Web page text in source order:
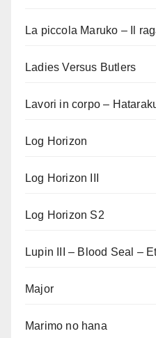
La piccola Maruko – Il
Ladies Versus Butlers
Lavori in corpo –
Log Horizon
Log Horizon III
Log Horizon S2
Lupin III – Blood Seal –
Major
Marimo no hana